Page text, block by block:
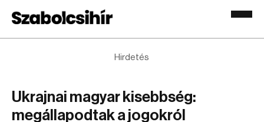
Hirdetés
Ukrajnai magyar kisebbség:
megállapodtak a jogokról